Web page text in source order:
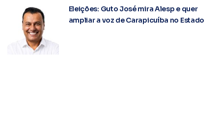
Eleições: Guto José mira Alesp e quer
ampliar a voz de Carapicuíba no Estado